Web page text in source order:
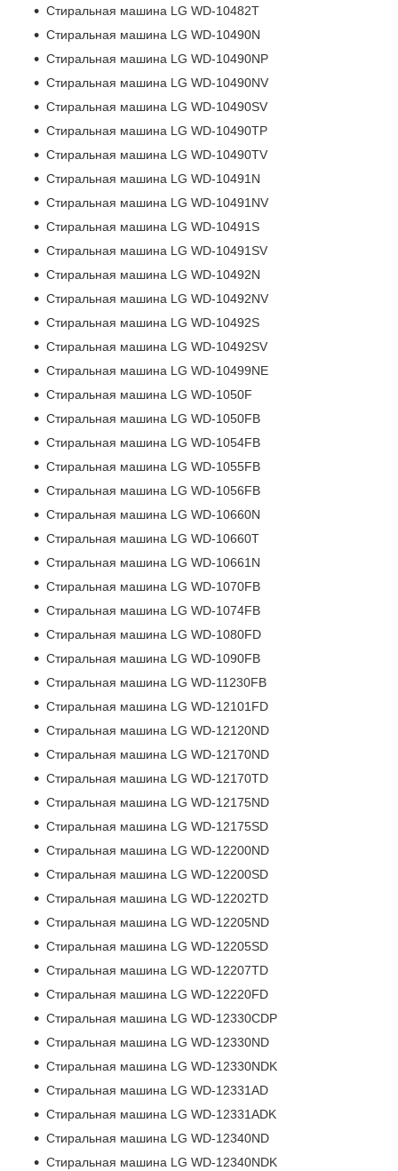
Стиральная машина LG WD-10482T
Стиральная машина LG WD-10490N
Стиральная машина LG WD-10490NP
Стиральная машина LG WD-10490NV
Стиральная машина LG WD-10490SV
Стиральная машина LG WD-10490TP
Стиральная машина LG WD-10490TV
Стиральная машина LG WD-10491N
Стиральная машина LG WD-10491NV
Стиральная машина LG WD-10491S
Стиральная машина LG WD-10491SV
Стиральная машина LG WD-10492N
Стиральная машина LG WD-10492NV
Стиральная машина LG WD-10492S
Стиральная машина LG WD-10492SV
Стиральная машина LG WD-10499NE
Стиральная машина LG WD-1050F
Стиральная машина LG WD-1050FB
Стиральная машина LG WD-1054FB
Стиральная машина LG WD-1055FB
Стиральная машина LG WD-1056FB
Стиральная машина LG WD-10660N
Стиральная машина LG WD-10660T
Стиральная машина LG WD-10661N
Стиральная машина LG WD-1070FB
Стиральная машина LG WD-1074FB
Стиральная машина LG WD-1080FD
Стиральная машина LG WD-1090FB
Стиральная машина LG WD-11230FB
Стиральная машина LG WD-12101FD
Стиральная машина LG WD-12120ND
Стиральная машина LG WD-12170ND
Стиральная машина LG WD-12170TD
Стиральная машина LG WD-12175ND
Стиральная машина LG WD-12175SD
Стиральная машина LG WD-12200ND
Стиральная машина LG WD-12200SD
Стиральная машина LG WD-12202TD
Стиральная машина LG WD-12205ND
Стиральная машина LG WD-12205SD
Стиральная машина LG WD-12207TD
Стиральная машина LG WD-12220FD
Стиральная машина LG WD-12330CDP
Стиральная машина LG WD-12330ND
Стиральная машина LG WD-12330NDK
Стиральная машина LG WD-12331AD
Стиральная машина LG WD-12331ADK
Стиральная машина LG WD-12340ND
Стиральная машина LG WD-12340NDK